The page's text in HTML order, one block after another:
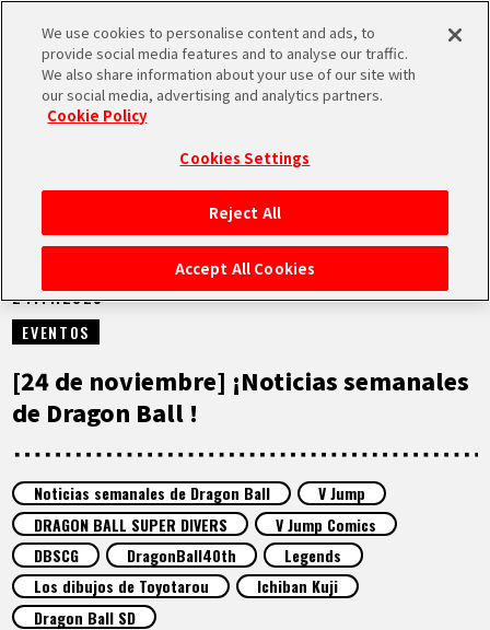
MEN
INICIO
NOTICIAS
LO MÁS DESTACADO
VÍDEOS
ARTÍCULOS
ACERCA DE
VÍDEOS
24.11.2025
EVENTOS
[24 de noviembre] ¡Noticias semanales
de Dragon Ball !
Noticias semanales de Dragon Ball
V Jump
DRAGON BALL SUPER DIVERS
V Jump Comics
DBSCG
DragonBall40th
Legends
Los dibujos de Toyotarou
Ichiban Kuji
Dragon Ball SD
We use cookies to personalise content and ads, to
provide social media features and to analyse our traffic.
We also share information about your use of our site with
our social media, advertising and analytics partners.
Cookie Policy
Cookies Settings
Reject All
Accept All Cookies